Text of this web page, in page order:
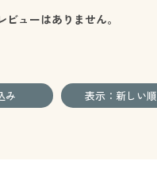
ビューはありません。
み 表示：新しい順